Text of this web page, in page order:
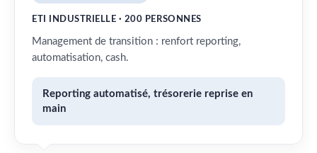
ETI INDUSTRIELLE · 200 PERSONNES
Management de transition : renfort reporting,
automatisation, cash.
Reporting automatisé, trésorerie reprise en
main